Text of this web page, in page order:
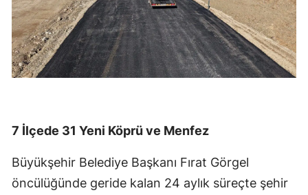
7 İlçede 31 Yeni Köprü ve Menfez
Büyükşehir Belediye Başkanı Fırat Görgel
öncülüğünde geride kalan 24 aylık süreçte şehir